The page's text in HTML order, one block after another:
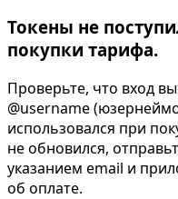
Токены не
покупки тарифа.
Проверьте, что вход
@username
использовался при
не обновился,
указанием email и
об оплате.